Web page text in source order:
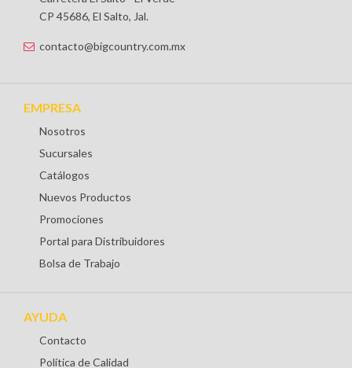
CP 45686, El Salto, Jal.
contacto@bigcountry.com.mx
EMPRESA
Nosotros
Sucursales
Catálogos
Nuevos Productos
Promociones
Portal para Distribuidores
Bolsa de Trabajo
AYUDA
Contacto
Política de Calidad